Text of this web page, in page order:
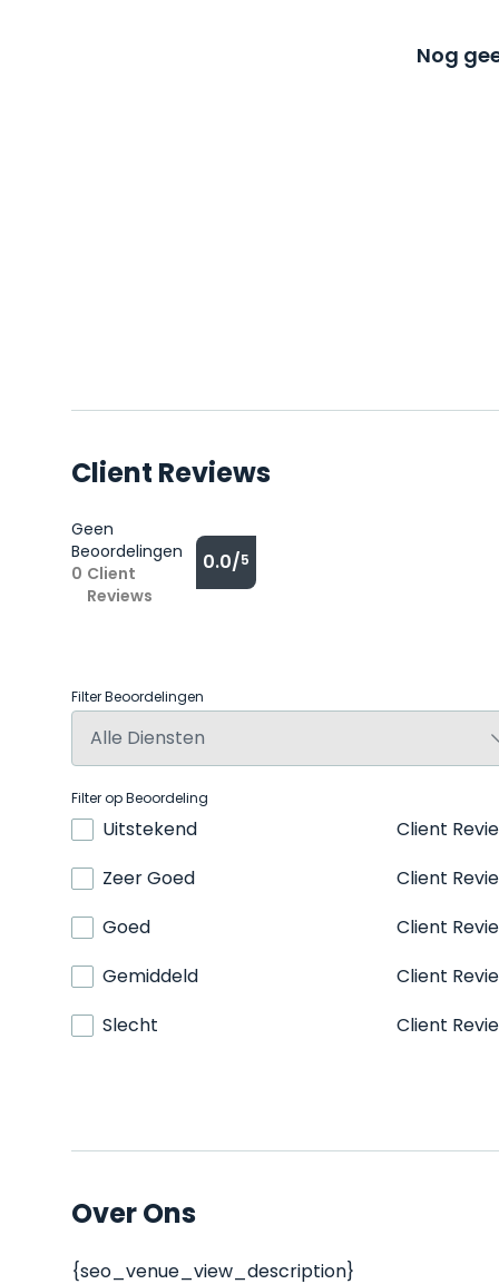
Nog
Client Reviews
Geen
Beoordelingen
0 Client
Reviews
0.0/5
Filter Beoordelingen
Filter op Beoordeling
Uitstekend
Client
Zeer Goed
Client
Goed
Client
Gemiddeld
Client
Slecht
Client
Over Ons
{seo_venue_view_description}